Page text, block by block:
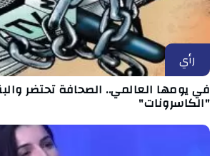
رأي
في يومها العالمي.. الصحافة تحتضر
"الكاسرونات"